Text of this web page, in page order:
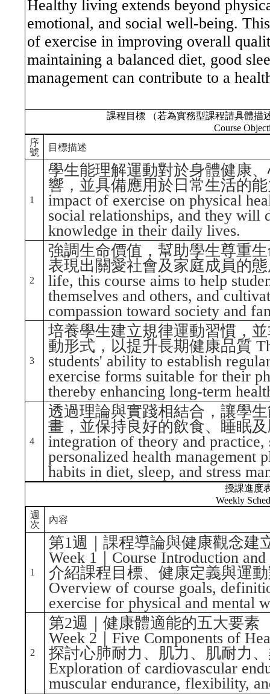
Healthy living extends beyond
emotional, and social well-being.
of exercise in improving overall
maintaining a balanced diet, good
management can contribute to a
課程目標 （若為實務型課程請具體描
Course
序
號
目標描述
1
學生能理解運動對於身體健康
響，並具備應用於日常生活的能
impact of exercise on physical
social relationships, and they will
knowledge in their daily lives.
2
強調生命價值，幫助學生尊重
表現出關愛社會及家庭成員的態
life, this course aims to help
themselves and others, and
compassion toward society and
3
培養學生建立規律運動習慣，
動形式，以提升長期健康品質
students' ability to establish
exercise forms suitable for their
thereby enhancing long-term
4
透過理論與實踐相結合，讓學
畫，並保持良好的飲食、睡眠
integration of theory and
personalized health management
habits in diet, sleep, and stress
授課進度
Weekly
週
次
內容
1
第1週｜課程導論與健康觀念建
Week 1｜Course Introduction
介紹課程目標、健康定義與運
Overview of course goals,
exercise for physical and mental
2
第2週｜健康體適能的五大要素
Week 2｜Five Components of
探討心肺耐力、肌力、肌耐力
Exploration of cardiovascular
muscular endurance, flexibility,